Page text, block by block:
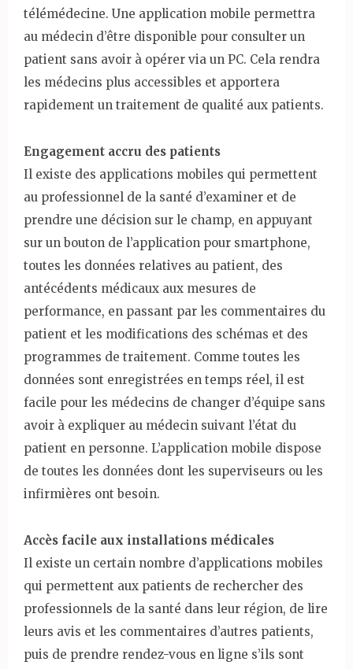
télémédecine. Une application mobile permettra
au médecin d’être disponible pour consulter un
patient sans avoir à opérer via un PC. Cela rendra
les médecins plus accessibles et apportera
rapidement un traitement de qualité aux patients.
Engagement accru des patients
Il existe des applications mobiles qui permettent
au professionnel de la santé d’examiner et de
prendre une décision sur le champ, en appuyant
sur un bouton de l’application pour smartphone,
toutes les données relatives au patient, des
antécédents médicaux aux mesures de
performance, en passant par les commentaires du
patient et les modifications des schémas et des
programmes de traitement. Comme toutes les
données sont enregistrées en temps réel, il est
facile pour les médecins de changer d’équipe sans
avoir à expliquer au médecin suivant l’état du
patient en personne. L’application mobile dispose
de toutes les données dont les superviseurs ou les
infirmières ont besoin.
Accès facile aux installations médicales
Il existe un certain nombre d’applications mobiles
qui permettent aux patients de rechercher des
professionnels de la santé dans leur région, de lire
leurs avis et les commentaires d’autres patients,
puis de prendre rendez-vous en ligne s’ils sont